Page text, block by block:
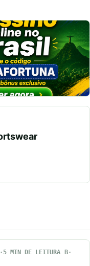
5 MIN DE LEITURA